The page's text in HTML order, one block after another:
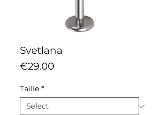
Svetlana
€29.00Price
Taille *